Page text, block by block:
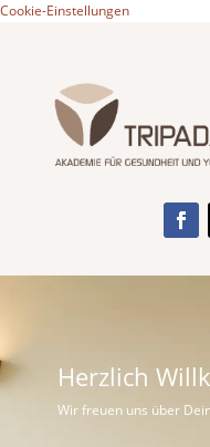
Cookie-Einstellungen
Herzlich
Wir freuen uns über